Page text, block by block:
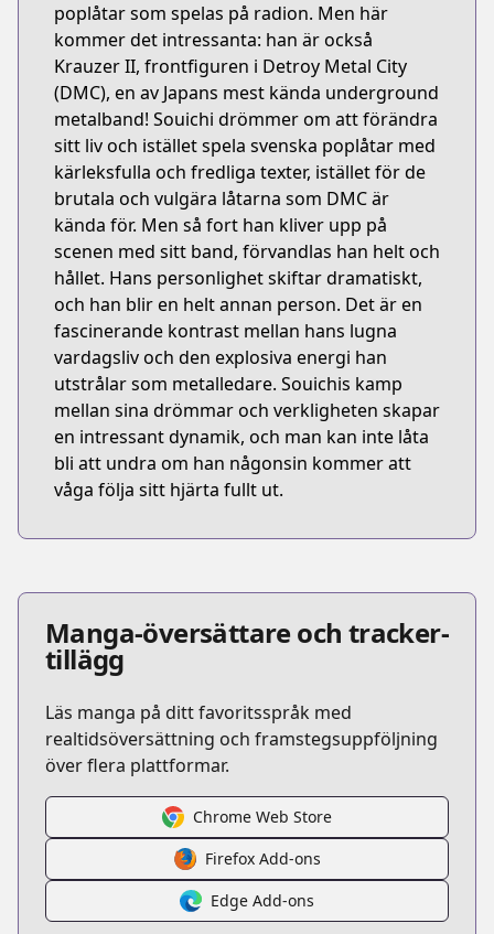
poplåtar som spelas på radion. Men här
kommer det intressanta: han är också
Krauzer II, frontfiguren i Detroy Metal City
(DMC), en av Japans mest kända underground
metalband! Souichi drömmer om att förändra
sitt liv och istället spela svenska poplåtar med
kärleksfulla och fredliga texter, istället för de
brutala och vulgära låtarna som DMC är
kända för. Men så fort han kliver upp på
scenen med sitt band, förvandlas han helt och
hållet. Hans personlighet skiftar dramatiskt,
och han blir en helt annan person. Det är en
fascinerande kontrast mellan hans lugna
vardagsliv och den explosiva energi han
utstrålar som metalledare. Souichis kamp
mellan sina drömmar och verkligheten skapar
en intressant dynamik, och man kan inte låta
bli att undra om han någonsin kommer att
våga följa sitt hjärta fullt ut.
Manga-översättare och tracker-
tillägg
Läs manga på ditt favoritsspråk med
realtidsöversättning och framstegsuppföljning
över flera plattformar.
Chrome Web Store
Firefox Add-ons
Edge Add-ons